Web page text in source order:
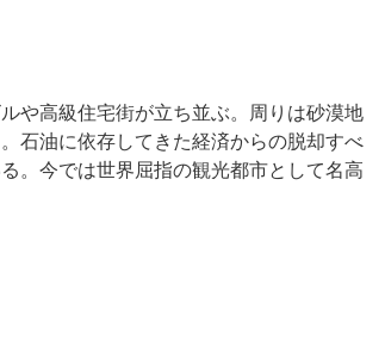
や高級住宅街が立ち並ぶ。周りは砂漠地
石油に依存してきた経済からの脱却すべ
。今では世界屈指の観光都市として名高